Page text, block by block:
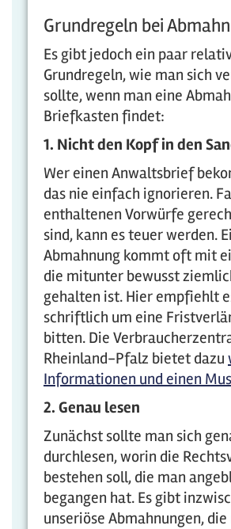
Grundregeln bei
Es gibt jedoch ein paar
Grundregeln, wie man sich
sollte, wenn man eine
Briefkasten findet:
1. Nicht den Kopf in den
Wer einen Anwaltsbrief
das nie einfach ignorieren.
enthaltenen Vorwürfe
sind, kann es teuer werden.
Abmahnung kommt oft mit
die mitunter bewusst
gehalten ist. Hier empfiehlt
schriftlich um eine
bitten. Die
Rheinland-Pfalz bietet dazu
Informationen und einen
2. Genau lesen
Zunächst sollte man sich
durchlesen, worin die
bestehen soll, die man
begangen hat. Es gibt
unseriöse Abmahnungen,